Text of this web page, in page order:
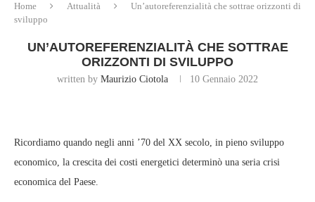
Home Attualità
Un’autoreferenzialità che sottrae orizzonti di
sviluppo
UN’AUTOREFERENZIALITÀ CHE SOTTRAE
ORIZZONTI DI SVILUPPO
written by Maurizio Ciotola 10 Gennaio 2022
Ricordiamo quando negli anni ’70 del XX secolo, in pieno sviluppo
economico, la crescita dei costi energetici determinò una seria crisi
economica del Paese.